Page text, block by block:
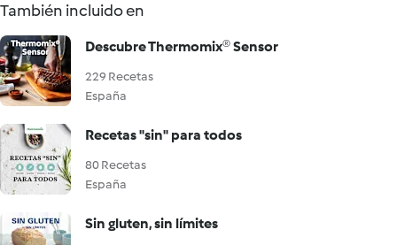
También incluido en
Descubre Thermomix® Sensor
229 Recetas
España
Recetas "sin" para todos
80 Recetas
España
Sin gluten, sin límites